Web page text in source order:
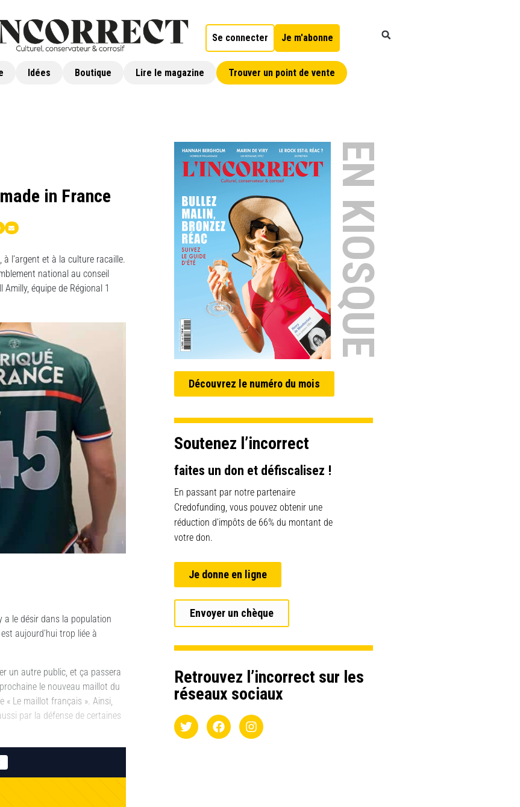
Se connecter Je m'abonne
Idées Boutique Lire le magazine Trouver un point de vente
in France
l’argent et à la culture racaille.
national au conseil
équipe de Régional 1
a le désir dans la population
aujourd’hui trop liée à
un autre public, et ça passera
le nouveau maillot du
Le maillot français ». Ainsi,
par la défense de certaines
EN KIOSQUE
Découvrez le numéro du mois
Soutenez l’incorrect
faites un don et défiscalisez !
En passant par notre partenaire
Credofunding, vous pouvez obtenir une
réduction d’impôts de 66% du montant de
votre don.
Je donne en ligne
Envoyer un chèque
Retrouvez l’incorrect sur les
réseaux sociaux